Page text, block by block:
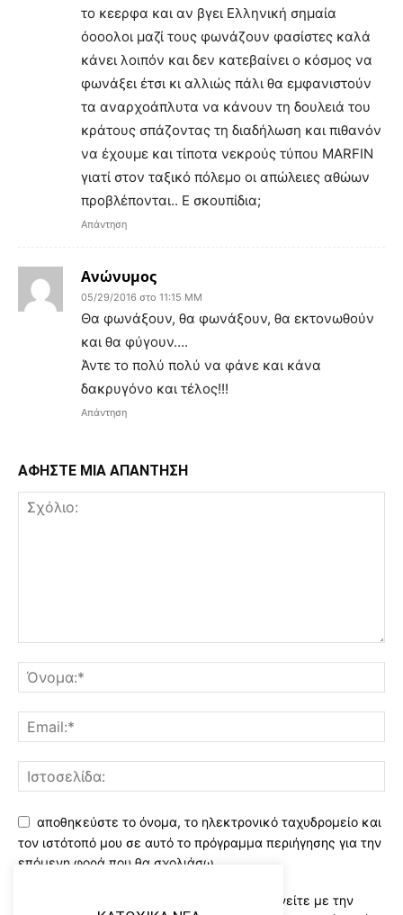
το κεερφα και αν βγει Ελληνική σημαία
όοοολοι μαζί τους φωνάζουν φασίστες καλά
κάνει λοιπόν και δεν κατεβαίνει ο κόσμος να
φωνάξει έτσι κι αλλιώς πάλι θα εμφανιστούν
τα αναρχοάπλυτα να κάνουν τη δουλειά του
κράτους σπάζοντας τη διαδήλωση και πιθανόν
να έχουμε και τίποτα νεκρούς τύπου MARFIN
γιατί στον ταξικό πόλεμο οι απώλειες αθώων
προβλέπονται.. Ε σκουπίδια;
Απάντηση
Ανώνυμος
05/29/2016 στο 11:15 ΜΜ
Θα φωνάξουν, θα φωνάξουν, θα εκτονωθούν
και θα φύγουν….
Άντε το πολύ πολύ να φάνε και κάνα
δακρυγόνο και τέλος!!!
Απάντηση
ΑΦΗΣΤΕ ΜΙΑ ΑΠΑΝΤΗΣΗ
αποθηκεύστε το όνομα, το ηλεκτρονικό ταχυδρομείο και
τον ιστότοπό μου σε αυτό το πρόγραμμα περιήγησης για την
επόμενη φορά που θα σχολιάσω.
Χρησιμοποιώντας αυτό το έντυπο συμφωνείτε με την